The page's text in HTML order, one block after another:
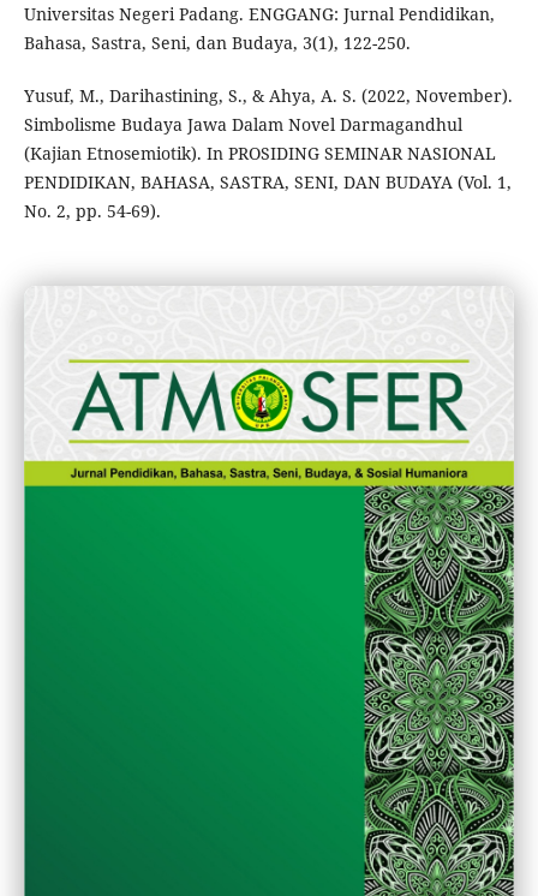
Universitas Negeri Padang. ENGGANG: Jurnal Pendidikan,
Bahasa, Sastra, Seni, dan Budaya, 3(1), 122-250.
Yusuf, M., Darihastining, S., & Ahya, A. S. (2022, November).
Simbolisme Budaya Jawa Dalam Novel Darmagandhul
(Kajian Etnosemiotik). In PROSIDING SEMINAR NASIONAL
PENDIDIKAN, BAHASA, SASTRA, SENI, DAN BUDAYA (Vol. 1,
No. 2, pp. 54-69).